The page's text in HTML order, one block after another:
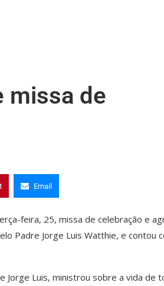
missa de
Email
feira, 25, missa de celebração e
Padre Jorge Luis Watthie, e contou
Jorge Luis, ministrou sobre a vida de